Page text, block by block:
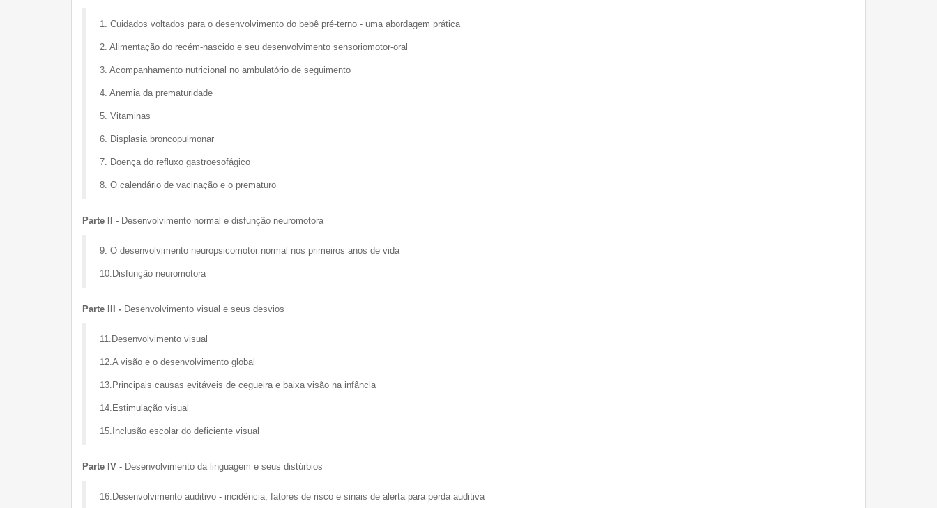
1. Cuidados voltados para o desenvolvimento do bebê pré-terno - uma abordagem prática
2. Alimentação do recém-nascido e seu desenvolvimento sensoriomotor-oral
3. Acompanhamento nutricional no ambulatório de seguimento
4. Anemia da prematuridade
5. Vitaminas
6. Displasia broncopulmonar
7. Doença do refluxo gastroesofágico
8. O calendário de vacinação e o prematuro
Parte II - Desenvolvimento normal e disfunção neuromotora
9. O desenvolvimento neuropsicomotor normal nos primeiros anos de vida
10.Disfunção neuromotora
Parte III - Desenvolvimento visual e seus desvios
11.Desenvolvimento visual
12.A visão e o desenvolvimento global
13.Principais causas evitáveis de cegueira e baixa visão na infância
14.Estimulação visual
15.Inclusão escolar do deficiente visual
Parte IV - Desenvolvimento da linguagem e seus distúrbios
16.Desenvolvimento auditivo - incidência, fatores de risco e sinais de alerta para perda auditiva